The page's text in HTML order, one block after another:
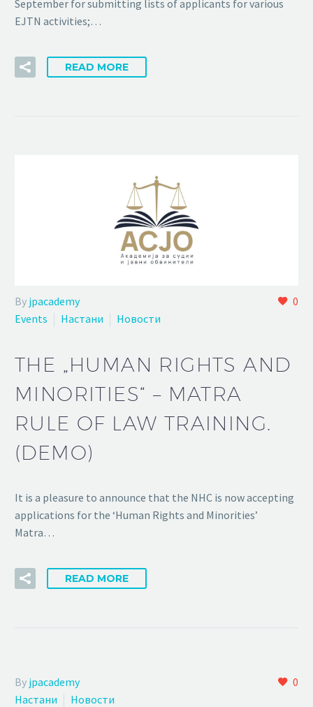
September for submitting lists of applicants for various
EJTN activities;…
READ MORE
0
By jpacademy
Events
Настани Новости
THE „HUMAN RIGHTS AND
MINORITIES“ – MATRA
RULE OF LAW TRAINING.
(DEMO)
It is a pleasure to announce that the NHC is now accepting
applications for the ‘Human Rights and Minorities’
Matra…
READ MORE
0
By jpacademy
Настани
Новости